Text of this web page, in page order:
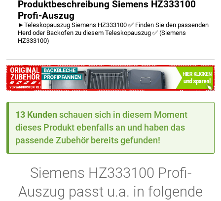
Produktbeschreibung Siemens HZ333100
Profi-Auszug
►Teleskopauszug Siemens HZ333100 ✅ Finden Sie den passenden
Herd oder Backofen zu diesem Teleskopauszug ✅ (Siemens
HZ333100)
13 Kunden schauen sich in diesem Moment
dieses Produkt ebenfalls an und haben das
passende Zubehör bereits gefunden!
Siemens HZ333100 Profi-
Auszug passt u.a. in folgende